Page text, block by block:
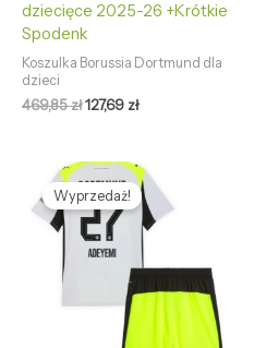
dziecięce 2025-26 +Krótkie
Spodenk
Koszulka Borussia Dortmund dla
dzieci
469,85zł127,69 zł
Wyprzedaż!
Pierwotna
cena
wynosiła:
469,85 zł.
Aktualna
cena
wynosi:
127,69 zł.